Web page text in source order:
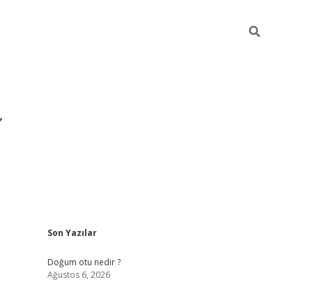
Sidebar
Son Yazılar
Doğum otu nedir ?
Ağustos 6, 2026
betci